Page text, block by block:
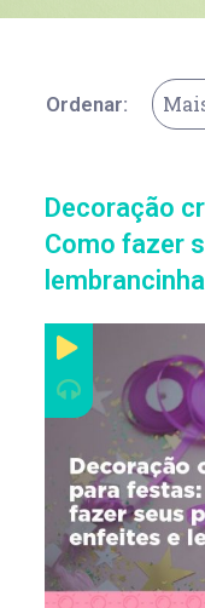
Ordenar:
Decoração
Como fazer